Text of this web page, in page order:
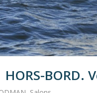
HORS-